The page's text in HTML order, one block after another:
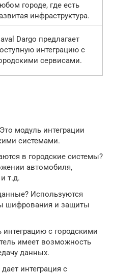
городе, где есть
инфраструктура.
Dargo предлагает
интеграцию с
сервисами.
модуль интеграции
системами.
в городские системы?
автомобиля,
т.д.
Используются
шифрования и защиты
с городскими
имеет возможность
данных.
интеграция с